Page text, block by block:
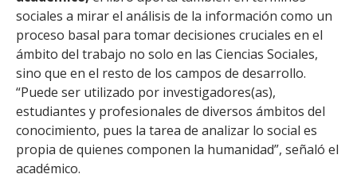
sociales a mirar el análisis de la información como un
proceso basal para tomar decisiones cruciales en el
ámbito del trabajo no solo en las Ciencias Sociales,
sino que en el resto de los campos de desarrollo.
“Puede ser utilizado por investigadores(as),
estudiantes y profesionales de diversos ámbitos del
conocimiento, pues la tarea de analizar lo social es
propia de quienes componen la humanidad”, señaló el
académico.